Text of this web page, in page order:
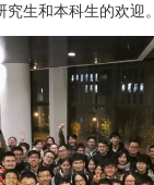
生和本科生的欢迎。